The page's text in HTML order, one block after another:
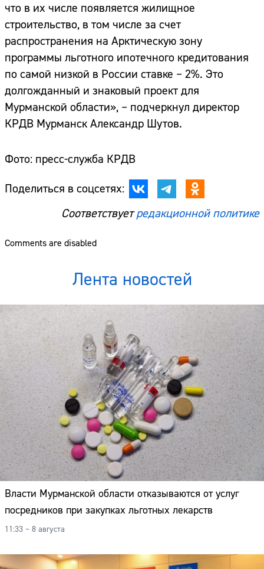
что в их числе появляется жилищное
строительство, в том числе за счет
распространения на Арктическую зону
программы льготного ипотечного кредитования
по самой низкой в России ставке – 2%. Это
долгожданный и знаковый проект для
Мурманской области», – подчеркнул директор
КРДВ Мурманск Александр Шутов.
Фото: пресс-служба КРДВ
Поделиться в соцсетях:
Соответствуетредакционной политике
Comments are disabled
Лента новостей
Власти Мурманской области отказываются от услуг
посредников при закупках льготных лекарств
11:33 – 8 августа